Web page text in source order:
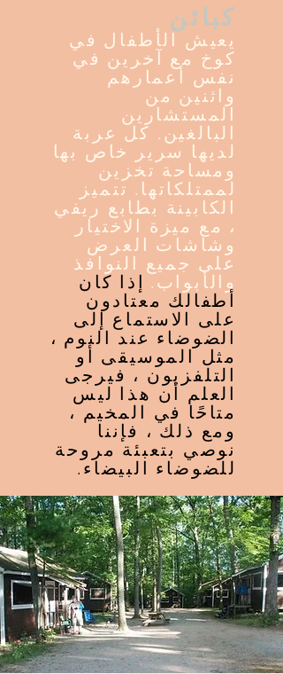
كبائن
يعيش الأطفال في
كوخ مع آخرين في
نفس أعمارهم
واثنين من
المستشارين
البالغين. كل عربة
لديها سرير خاص بها
ومساحة تخزين
لممتلكاتها. تتميز
الكابينة بطابع ريفي
، مع ميزة الاختيار
وشاشات العرض
على جميع النوافذ
والأبواب. إذا كان
أطفالك معتادون
على الاستماع إلى
الضوضاء عند النوم ،
مثل الموسيقى أو
التلفزيون ، فيرجى
العلم أن هذا ليس
متاحًا في المخيم ،
ومع ذلك ، فإننا
نوصي بتعبئة مروحة
للضوضاء البيضاء.